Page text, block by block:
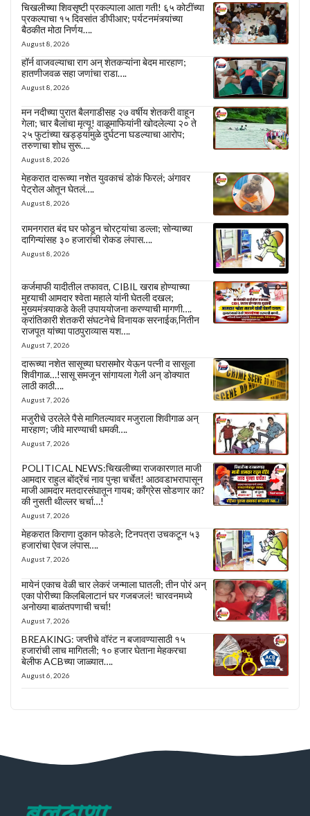
चिखलीच्या शिवसृष्टी प्रकल्पाला आता गती! ६५ कोटींच्या
प्रकल्पाचा १५ दिवसांत डीपीआर; पर्यटनमंत्र्यांच्या
बैठकीत मोठा निर्णय….
August 8, 2026
हॉर्न वाजवल्याचा राग अन् शेतकऱ्यांना बेदम मारहाण;
हातणीजवळ सहा जणांचा राडा….
August 8, 2026
मन नदीच्या पुरात बैलगाडीसह २७ वर्षीय शेतकरी वाहून
गेला; चार बैलांचा मृत्यू! वाळूमाफियांनी खोदलेल्या २० ते
२५ फुटांच्या खड्ड्यांमुळे दुर्घटना घडल्याचा आरोप;
तरुणाचा शोध सुरू….
August 8, 2026
मेहकरात दारूच्या नशेत युवकाचं डोकं फिरलं; अंगावर
पेट्रोल ओतून घेतलं….
August 8, 2026
रामनगरात बंद घर फोडून चोरट्यांचा डल्ला; सोन्याच्या
दागिन्यांसह ३० हजारांची रोकड लंपास….
August 8, 2026
कर्जमाफी यादीतील तफावत, CIBIL खराब होण्याच्या
मुद्द्याची आमदार श्वेता महाले यांनी घेतली दखल;
मुख्यमंत्र्याकडे केली उपाययोजना करण्याची मागणी….
क्रांतिकारी शेतकरी संघटनेचे विनायक सरनाईक,नितीन
राजपूत यांच्या पाठपुराव्यास यश….
August 7, 2026
दारूच्या नशेत सासूच्या घरासमोर येऊन पत्नी व सासूला
शिवीगाळ…!सासू समजून सांगायला गेली अन् डोक्यात
लाठी काठी….
August 7, 2026
मजुरीचे उरलेले पैसे मागितल्यावर मजुराला शिवीगाळ अन्
मारहाण; जीवे मारण्याची धमकी….
August 7, 2026
POLITICAL NEWS:चिखलीच्या राजकारणात माजी
आमदार राहुल बोंद्रेंचं नाव पुन्हा चर्चेत! आठवडाभरापासून
माजी आमदार मतदारसंघातून गायब; काँग्रेस सोडणार का?
की नुसती थील्लर चर्चा…!
August 7, 2026
मेहकरात किराणा दुकान फोडले; टिनपत्रा उचकटून ५३
हजारांचा ऐवज लंपास….
August 7, 2026
मायेनं एकाच वेळी चार लेकरं जन्माला घातली; तीन पोरं अन्
एका पोरीच्या किलबिलाटानं घर गजबजलं! चारवनमध्ये
अनोख्या बाळंतपणाची चर्चा!
August 7, 2026
BREAKING: जप्तीचे वॉरंट न बजावण्यासाठी १५
हजारांची लाच मागितली; १० हजार घेताना मेहकरचा
बेलीफ ACBच्या जाळ्यात….
August 6, 2026